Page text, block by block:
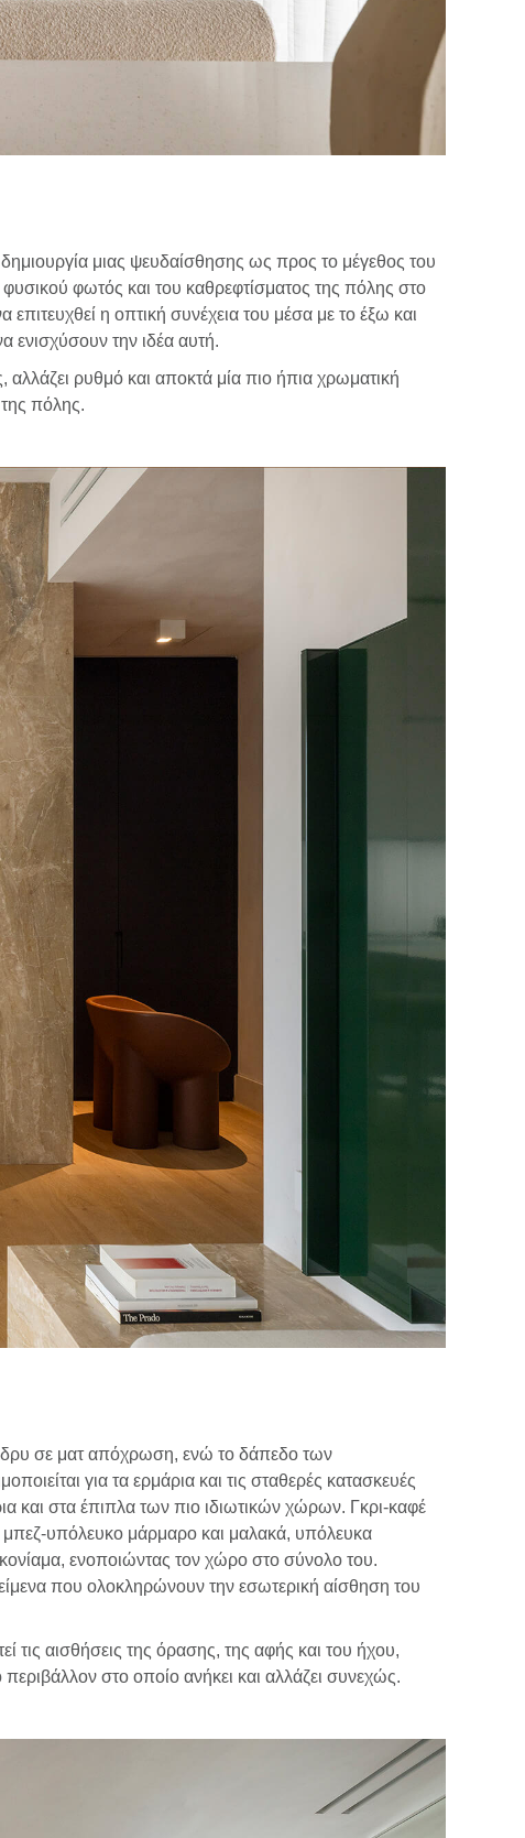
μιας ψευδαίσθησης ως προς το μέγεθος του
φωτός και του καθρεφτίσματος της πόλης στο
η οπτική συνέχεια του μέσα με το έξω και
ενισχύσουν την ιδέα αυτή.
ρυθμό και αποκτά μία πιο ήπια χρωματική
πόλης.
δρυ σε ματ απόχρωση, ενώ το δάπεδο των
για τα ερμάρια και τις σταθερές κατασκευές
και στα έπιπλα των πιο ιδιωτικών χώρων. Γκρι-καφέ
μπεζ-υπόλευκο μάρμαρο και μαλακά, υπόλευκα
ενοποιώντας τον χώρο στο σύνολο του.
που ολοκληρώνουν την εσωτερική αίσθηση του
αισθήσεις της όρασης, της αφής και του ήχου,
στο οποίο ανήκει και αλλάζει συνεχώς.